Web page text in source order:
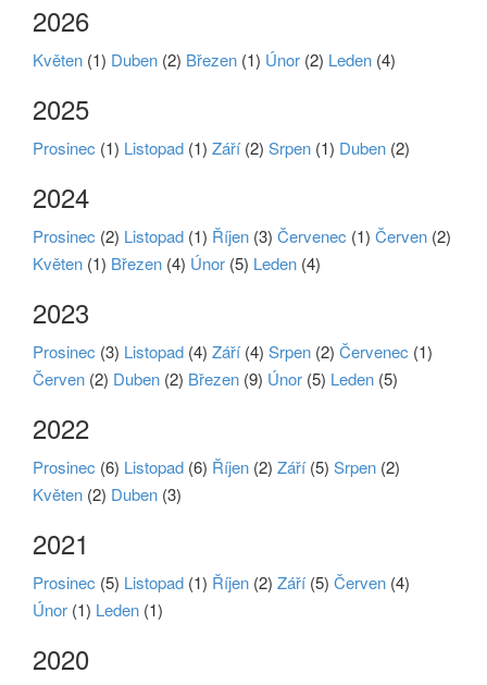
2026
Květen (1) Duben (2) Březen (1) Únor (2) Leden (4)
2025
Prosinec (1) Listopad (1) Září(2) Srpen (1) Duben (2)
2024
Prosinec (2) Listopad (1) Říjen (3) Červenec (1) Červen (2)
Květen (1) Březen (4) Únor (5) Leden (4)
2023
Prosinec (3) Listopad (4) Září(4) Srpen (2) Červenec (1)
Červen (2) Duben (2) Březen (9) Únor (5) Leden (5)
2022
Prosinec (6) Listopad (6) Říjen (2) Září(5) Srpen (2)
Květen (2) Duben (3)
2021
Prosinec (5) Listopad (1) Říjen (2) Září(5) Červen (4)
Únor (1) Leden (1)
2020